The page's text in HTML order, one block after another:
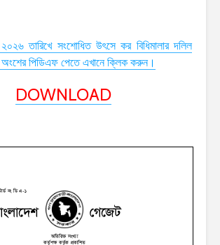
তারিখে সংশোধিত উৎসে কর বিধিমালার দলিল
অংশের পিডিএফ পেতে এখানে ক্লিক করুন।
DOWNLOAD